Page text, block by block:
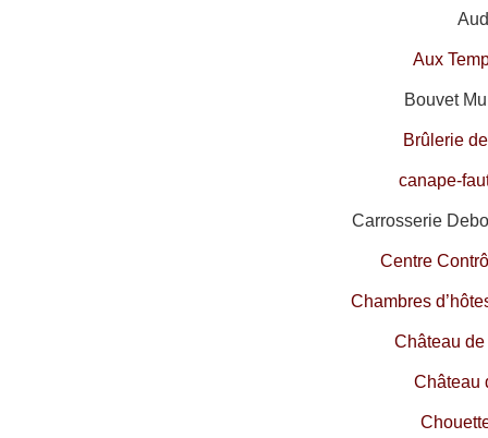
Aux
Bouvet
Brûlerie
canape-
Carrosserie
Centre
Chambres
Château
Château